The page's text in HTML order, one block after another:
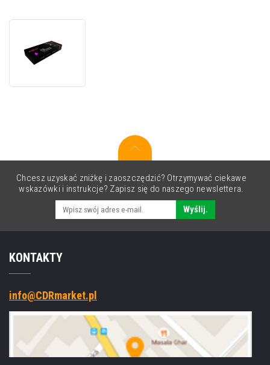
do
magenta)
Chcesz uzyskać zniżkę i zaoszczędzić? Otrzymywać ciekawe
wskazówki i instrukcje? Zapisz się do naszego newslettera.
Wyślij.
KONTAKTY
info@CDRmarket.pl